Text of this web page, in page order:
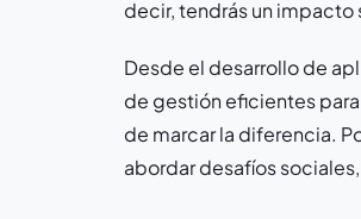
decir, tendrás un impacto
Desde el desarrollo de
de gestión eficientes
de marcar la diferencia.
abordar desafíos